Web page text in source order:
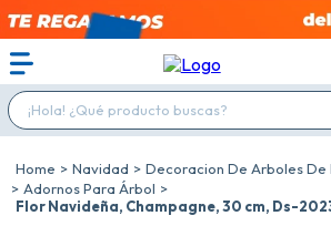
¡Hola! ¿Qué producto buscas?
Navidad
Decoracion De Arboles De
Adornos Para Árbol
Flor Navideña, Champagne, 30 cm, Ds-